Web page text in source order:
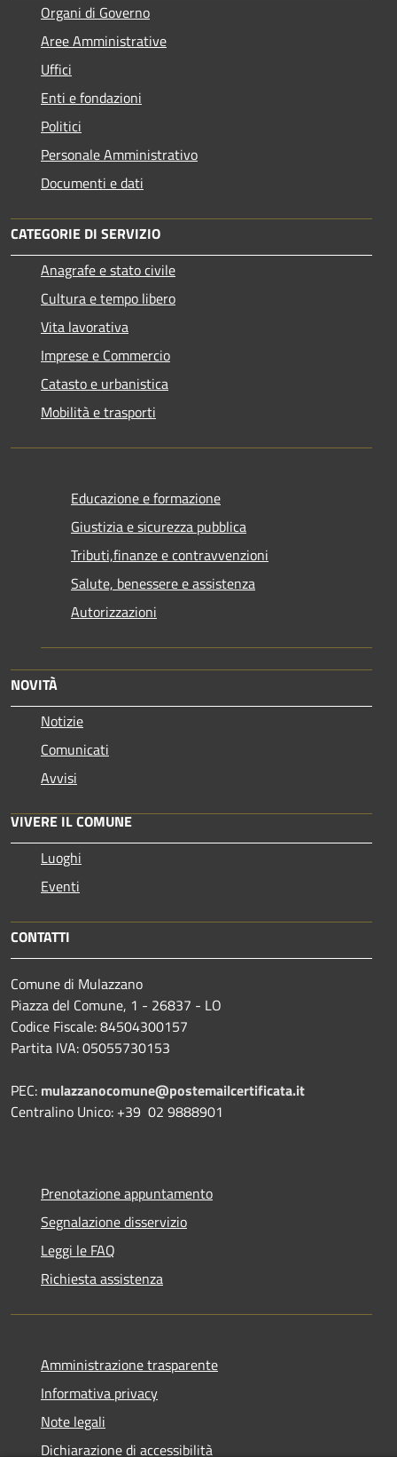
Organi di Governo
Aree Amministrative
Uffici
Enti e fondazioni
Politici
Personale Amministrativo
Documenti e dati
CATEGORIE DI SERVIZIO
Anagrafe e stato civile
Cultura e tempo libero
Vita lavorativa
Imprese e Commercio
Catasto e urbanistica
Mobilità e trasporti
Educazione e formazione
Giustizia e sicurezza pubblica
Tributi,finanze e contravvenzioni
Salute, benessere e assistenza
Autorizzazioni
NOVITÀ
Notizie
Comunicati
Avvisi
VIVERE IL COMUNE
Luoghi
Eventi
CONTATTI
Comune di Mulazzano
Piazza del Comune, 1 - 26837 - LO
Codice Fiscale: 84504300157
Partita IVA: 05055730153
PEC: mulazzanocomune@postemailcertificata.it
Centralino Unico: +39 02 9888901
Prenotazione appuntamento
Segnalazione disservizio
Leggi le FAQ
Richiesta assistenza
Amministrazione trasparente
Informativa privacy
Note legali
Dichiarazione di accessibilità